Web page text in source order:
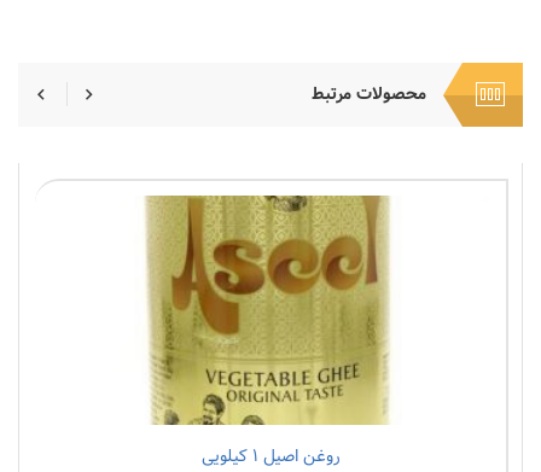
محصولات مرتبط
روغن اصیل ۱ کیلویی